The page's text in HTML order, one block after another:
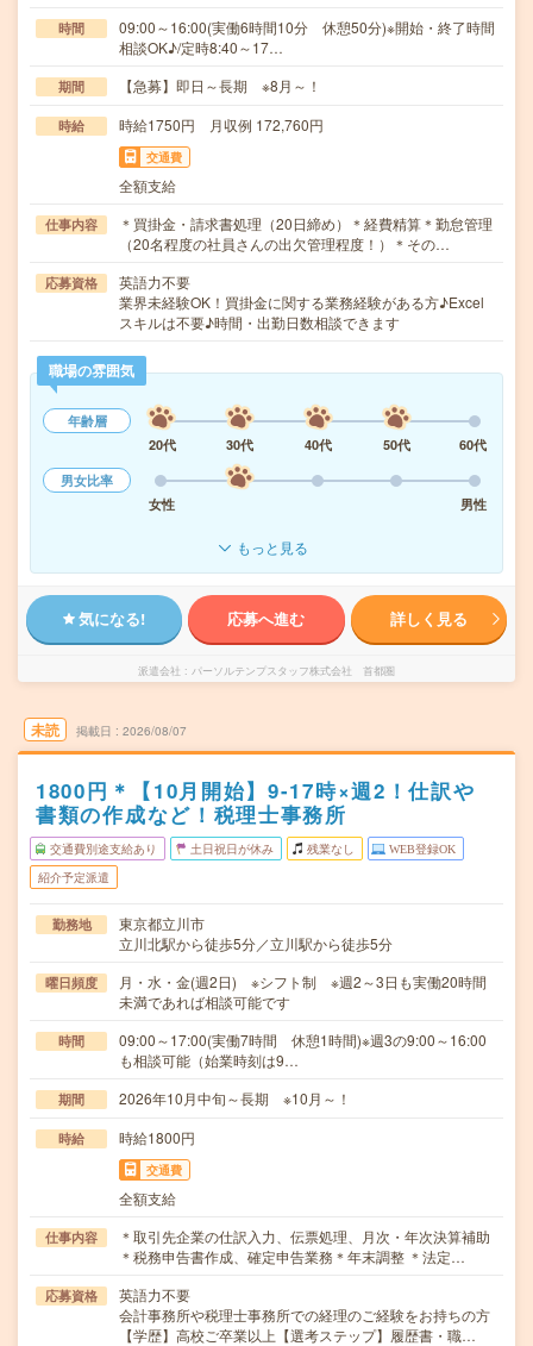
時間
09:00～16:00(実働6時間10分 休憩50分)※開始・終了時間
相談OK♪/定時8:40～17…
期間 【急募】即日～長期 ※8月～！
時給 時給1750円 月収例 172,760円
交通費
全額支給
仕事内容
＊買掛金・請求書処理（20日締め）＊経費精算＊勤怠管理
（20名程度の社員さんの出欠管理程度！）＊その…
応募資格
英語力不要
業界未経験OK！買掛金に関する業務経験がある方♪Excel
スキルは不要♪時間・出勤日数相談できます
職場の雰囲気
年齢層
20代
30代 40代 50代
60代
男女比率
女性
男性
もっと見る
気になる! 応募へ進む 詳しく見る
派遣会社 パーソルテンプスタッフ株式会社 首都圏
未読 掲載日 2026/08/07
1800円＊【10月開始】9-17時×週2！仕訳や
書類の作成など！税理士事務所
交通費別途支給あり 土日祝日が休み 残業なし WEB登録OK
紹介予定派遣
勤務地
東京都立川市
立川北駅から徒歩5分／立川駅から徒歩5分
曜日頻度
月・水・金(週2日) ※シフト制 ※週2～3日も実働20時間
未満であれば相談可能です
時間
09:00～17:00(実働7時間 休憩1時間)※週3の9:00～16:00
も相談可能（始業時刻は9…
期間 2026年10月中旬～長期 ※10月～！
時給 時給1800円
交通費
全額支給
仕事内容
＊取引先企業の仕訳入力、伝票処理、月次・年次決算補助
＊税務申告書作成、確定申告業務＊年末調整 ＊法定…
応募資格
英語力不要
会計事務所や税理士事務所での経理のご経験をお持ちの方
【学歴】高校ご卒業以上【選考ステップ】履歴書・職…